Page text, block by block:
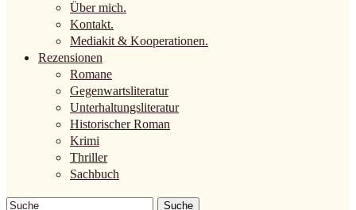
Über mich.
Kontakt.
Mediakit & Kooperationen.
Rezensionen
Romane
Gegenwartsliteratur
Unterhaltungsliteratur
Historischer Roman
Krimi
Thriller
Sachbuch
Suche